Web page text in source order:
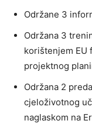
Održane 3
Održana 3
korištenjem EU
projektnog
Održana 2
cjeloživotnog
naglaskom na